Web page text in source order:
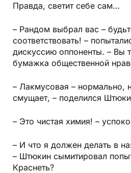
Правда, светит себе сам…
– Рандом выбрал вас –
соответствовать! –
дискуссию оппоненты. – Вы
бумажка общественной
– Лакмусовая – нормально,
смущает, – поделился
– Это чистая химия! –
– И что я должен делать в
– Штюкин сымитировал
Краснеть?